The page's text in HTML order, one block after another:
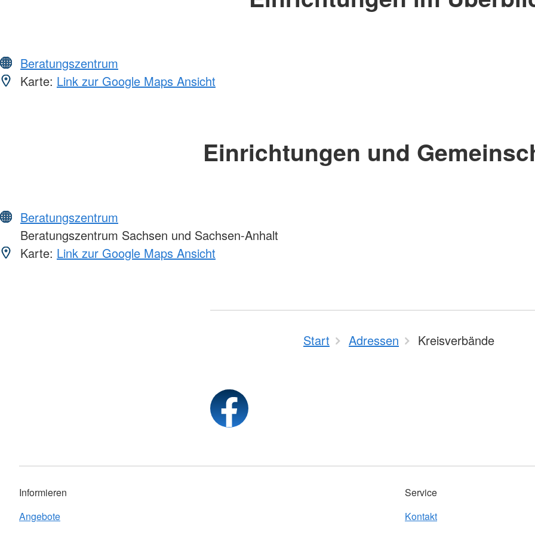
Beratungszentrum
Karte: Link zur Google Maps Ansicht
Einrichtungen und
Beratungszentrum
Beratungszentrum Sachsen und Sachsen-Anhalt
Karte: Link zur Google Maps Ansicht
Start Adressen Kreisverbände
Informieren
Angebote
Service
Kontakt